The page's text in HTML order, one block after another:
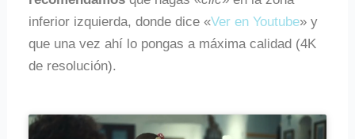
inferior izquierda, donde dice «Ver en Youtube» y
que una vez ahí lo pongas a máxima calidad (4K
de resolución).